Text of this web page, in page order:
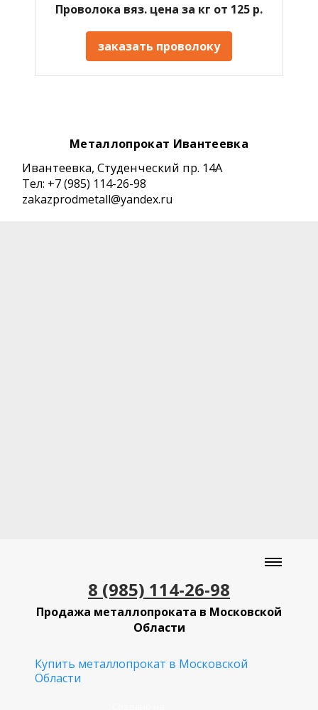
Проволока вяз. цена за кг от 125 р.
заказать проволоку
Металлопрокат Ивантеевка
Ивантеевка, Студенческий пр. 14А
Тел: +7 (985) 114-26-98
zakazprodmetall@yandex.ru
8 (985) 114-26-98
Продажа металлопроката в Московской
Области
Купить металлопрокат в Московской
Области